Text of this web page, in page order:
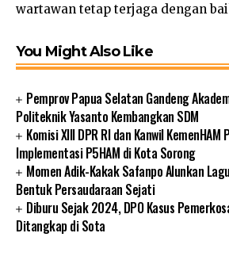
wartawan tetap terjaga dengan
You Might Also Like
Pemprov Papua Selatan Gandeng
Politeknik Yasanto Kembangkan SDM
Komisi XIII DPR RI dan Kanwil
Implementasi P5HAM di Kota Sorong
Momen Adik-Kakak Safanpo Alunkan
Bentuk Persaudaraan Sejati
Diburu Sejak 2024, DPO Kasus
Ditangkap di Sota